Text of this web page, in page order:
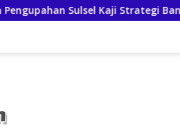
Sulsel Kaji Strategi Banten Kelola